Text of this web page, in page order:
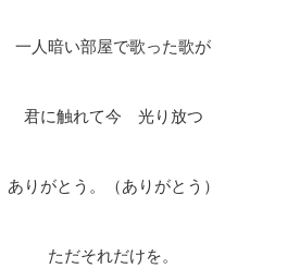
一人暗い部屋で歌った歌が
君に触れて今 光り放つ
ありがとう。（ありがとう）
ただそれだけを。